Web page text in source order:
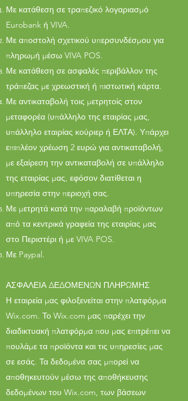
Με κατάθεση σε τραπεζικό λογαριασμό
Eurobank ή VIVA.
Με αποστολή σχετικού υπερσυνδέσμου για
πληρωμή μέσω VIVA POS.
Με κατάθεση σε ασφαλές περιβάλλον της
τράπεζας με χρεωστική ή πιστωτική κάρτα.
Με αντικαταβολή τοις μετρητοίς στον
μεταφορέα (υπάλληλο της εταιρίας μας,
υπάλληλο εταιρίας κούριερ ή ΕΛΤΑ). Υπάρχει
επιπλέον χρέωση 2 ευρώ για αντικαταβολή,
με εξαίρεση την αντικαταβολή σε υπάλληλο
της εταιρίας μας, εφόσον διατίθεται η
υπηρεσία στην περιοχή σας.
Με μετρητά κατά την παραλαβή προϊόντων
από τα κεντρικά γραφεία της εταιρίας μας
στο Περιστέρι ή με VIVA POS.
Με Paypal.
ΑΣΦΑΛΕΙΑ ΔΕΔΟΜΕΝΩΝ ΠΛΗΡΩΜΗΣ
Η εταιρεία μας φιλοξενείται στην πλατφόρμα
Wix.com. Το Wix.com μας παρέχει την
διαδικτυακή πλατφόρμα που μας επιτρέπει να
πουλάμε τα προϊόντα και τις υπηρεσίες μας
σε εσάς. Τα δεδομένα σας μπορεί να
αποθηκευτούν μέσω της αποθήκευσης
δεδομένων του Wix.com, των βάσεων